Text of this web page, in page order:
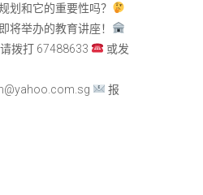
划和它的重要性吗？
将举办的教育讲座！
拨打 67488633
或发
报